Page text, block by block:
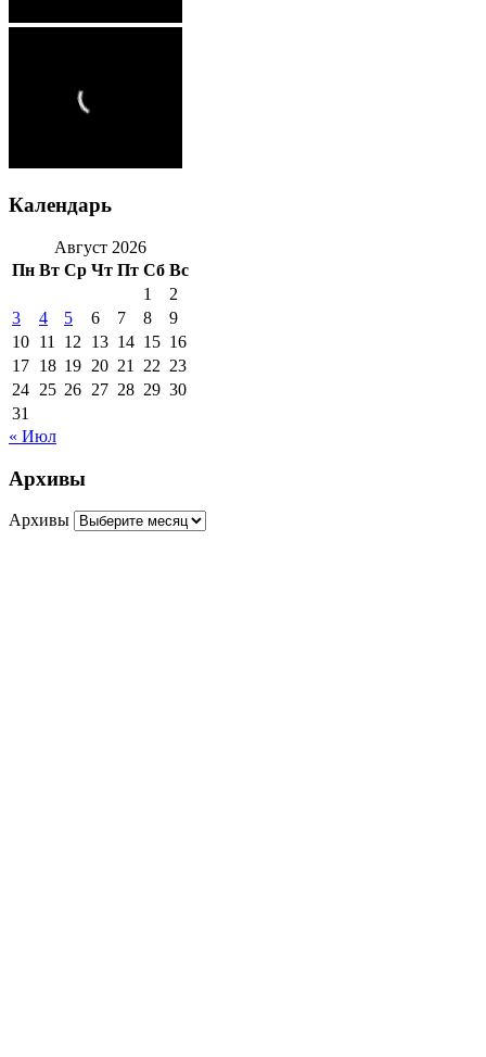
Календарь
Август 2026
Пн Вт Ср Чт Пт Сб Вс
1
2
3
4 5 6 7 8
9
10 11 12 13 14 15 16
17 18 19 20 21 22 23
24 25 26 27 28 29 30
31
« Июл
Архивы
Архивы